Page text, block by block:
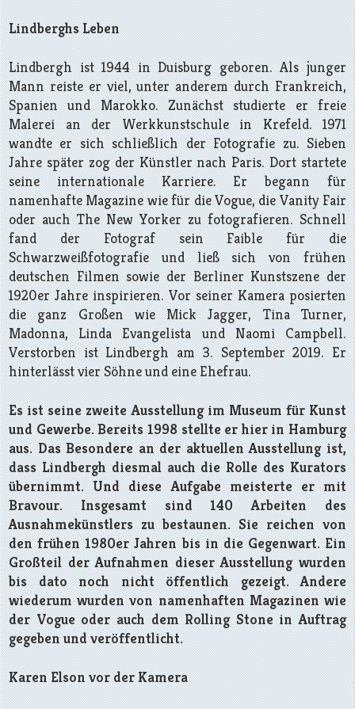
Lindberghs Leben
Lindbergh ist 1944 in Duisburg geboren. Als junger
Mann reiste er viel, unter anderem durch Frankreich,
Spanien und Marokko. Zunächst studierte er freie
Malerei an der Werkkunstschule in Krefeld. 1971
wandte er sich schließlich der Fotografie zu. Sieben
Jahre später zog der Künstler nach Paris. Dort startete
seine internationale Karriere. Er begann für
namenhafte Magazine wie für die Vogue, die Vanity Fair
oder auch The New Yorker zu fotografieren. Schnell
fand der Fotograf sein Faible für die
Schwarzweißfotografie und ließ sich von frühen
deutschen Filmen sowie der Berliner Kunstszene der
1920er Jahre inspirieren. Vor seiner Kamera posierten
die ganz Großen wie Mick Jagger, Tina Turner,
Madonna, Linda Evangelista und Naomi Campbell.
Verstorben ist Lindbergh am 3. September 2019. Er
hinterlässt vier Söhne und eine Ehefrau.
Es ist seine zweite Ausstellung im Museum für Kunst
und Gewerbe. Bereits 1998 stellte er hier in Hamburg
aus. Das Besondere an der aktuellen Ausstellung ist,
dass Lindbergh diesmal auch die Rolle des Kurators
übernimmt. Und diese Aufgabe meisterte er mit
Bravour. Insgesamt sind 140 Arbeiten des
Ausnahmekünstlers zu bestaunen. Sie reichen von
den frühen 1980er Jahren bis in die Gegenwart. Ein
Großteil der Aufnahmen dieser Ausstellung wurden
bis dato noch nicht öffentlich gezeigt. Andere
wiederum wurden von namenhaften Magazinen wie
der Vogue oder auch dem Rolling Stone in Auftrag
gegeben und veröffentlicht.
Karen Elson vor der Kamera